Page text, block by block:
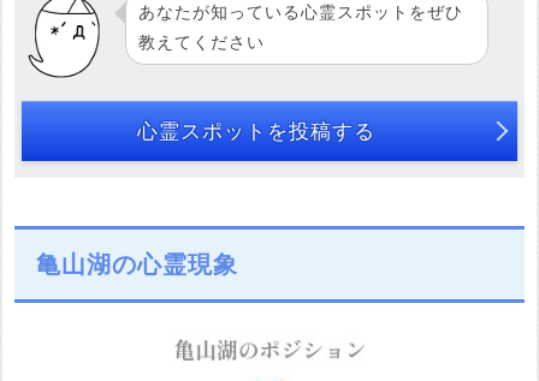
あなたが知っている心霊スポットをぜひ
教えてください
心霊スポットを投稿する
亀山湖の心霊現象